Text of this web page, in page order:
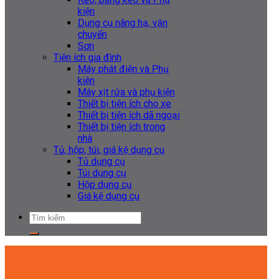
kiện
Dụng cụ nâng hạ, vận
chuyển
Sơn
Tiện ích gia đình
Máy phát điện và Phụ
kiện
Máy xịt rửa và phụ kiện
Thiết bị tiện ích cho xe
Thiết bị tiện ích dã ngoại
Thiết bị tiện ích trong
nhà
Tủ, hộp, túi, giá kệ dụng cụ
Tủ dụng cụ
Túi dụng cụ
Hộp dụng cụ
Giá kệ dụng cụ
Tìm